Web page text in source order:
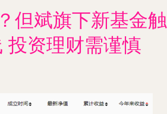
但斌旗下新基金触
投资理财需谨慎